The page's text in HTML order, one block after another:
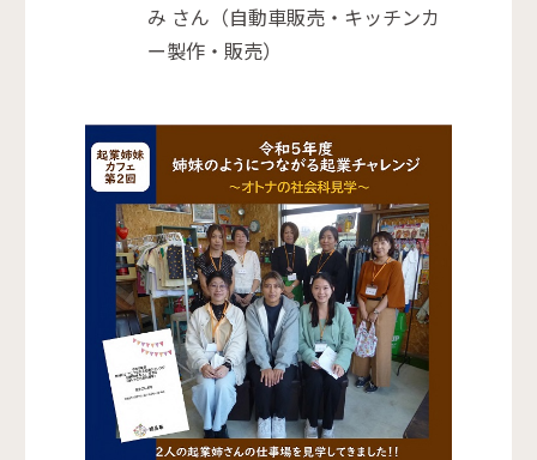
み さん（自動車販売・キッチンカ
ー製作・販売）